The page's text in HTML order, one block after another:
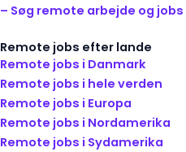
– Søg remote arbejde og
Remote jobs efter lande
Remote jobs i Danmark
Remote jobs i hele verden
Remote jobs i Europa
Remote jobs i Nordamerika
Remote jobs i Sydamerika